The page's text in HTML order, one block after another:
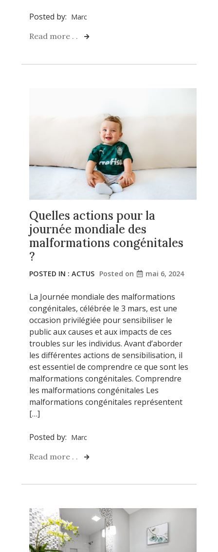
Posted by: Marc
Read more . .
Quelles actions pour la
journée mondiale des
malformations congénitales
?
POSTED IN : ACTUS Posted on mai 6, 2024
La Journée mondiale des malformations
congénitales, célébrée le 3 mars, est une
occasion privilégiée pour sensibiliser le
public aux causes et aux impacts de ces
troubles sur les individus. Avant d’aborder
les différentes actions de sensibilisation, il
est essentiel de comprendre ce que sont les
malformations congénitales. Comprendre
les malformations congénitales Les
malformations congénitales représentent
[…]
Posted by: Marc
Read more . .